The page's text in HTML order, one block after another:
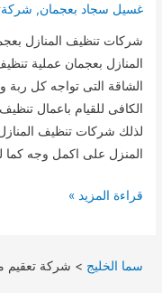
غسيل سجاد بعجمان,
شركات تنظيف المنازل
المنازل بعجمان عملية
الشاقة التى تواجه كل ربة
الكافى للقيام باعمال
لذلك شركات تنظيف
المنزل على اكمل وجه كما
تنظيف
قراءة المزيد »
سما الخليج > شركة تعقيم